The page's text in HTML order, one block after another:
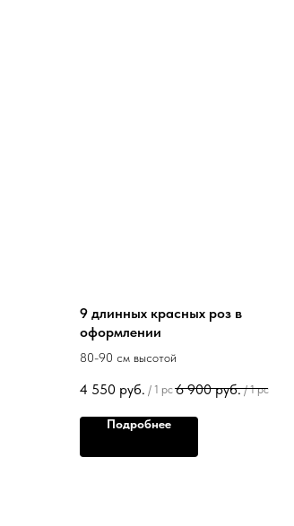
9 длинных красных роз в
оформлении
80-90 см высотой
4 550 руб. / 1 pc 6 900 руб. / 1 pc
Подробнее